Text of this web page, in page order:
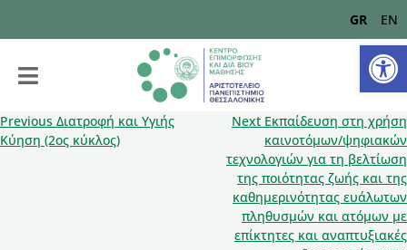
GR EN
Previous Διατροφή και Υγιής
Κύηση (2ος κύκλος)
Next Εκπαίδευση στη χρήση
καινοτόμων/ψηφιακών
τεχνολογιών για τη βελτίωση
της ποιότητας ζωής και της
καθημερινότητας ευάλωτων
πληθυσμών και ατόμων με
επίκτητες και αναπτυξιακές